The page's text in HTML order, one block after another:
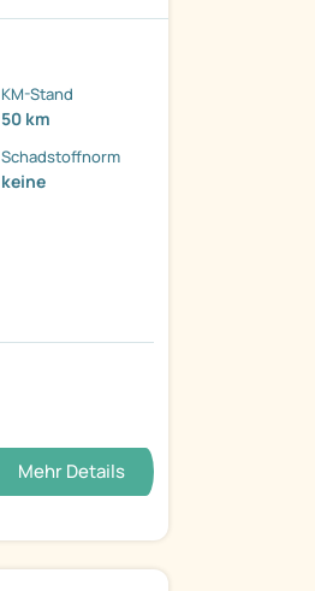
KM-Stand
50 km
Schadstoffnorm
keine
Mehr Details